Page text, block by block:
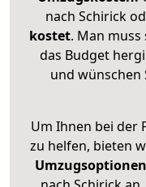
nach Schirick
kostet. Man muss
das Budget
und wünschen
Um Ihnen bei der
zu helfen, bieten
Umzugsoptionen